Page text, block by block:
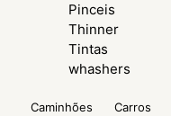
Pinceis
Thinner
Tintas
whashers
Caminhões Carros